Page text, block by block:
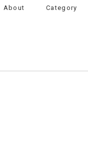
About Category